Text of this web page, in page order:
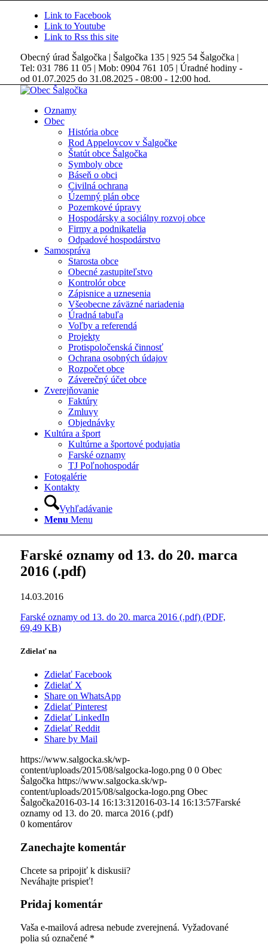
Link to Facebook
Link to Youtube
Link to Rss this site
Obecný úrad Šalgočka | Šalgočka 135 | 925 54 Šalgočka |
Tel: 031 786 11 05 | Mob: 0904 761 105 | Úradné hodiny -
od 01.07.2025 do 31.08.2025 - 08:00 - 12:00 hod.
Oznamy
Obec
História obce
Rod Appelovcov v Šalgočke
Štatút obce Šalgočka
Symboly obce
Báseň o obci
Civilná ochrana
Územný plán obce
Pozemkové úpravy
Hospodársky a sociálny rozvoj obce
Firmy a podnikatelia
Odpadové hospodárstvo
Samospráva
Starosta obce
Obecné zastupiteľstvo
Kontrolór obce
Zápisnice a uznesenia
Všeobecne záväzné nariadenia
Úradná tabuľa
Voľby a referendá
Projekty
Protispoločenská činnosť
Ochrana osobných údajov
Rozpočet obce
Záverečný účet obce
Zverejňovanie
Faktúry
Zmluvy
Objednávky
Kultúra a šport
Kultúrne a športové podujatia
Farské oznamy
TJ Poľnohospodár
Fotogalérie
Kontakty
Vyhľadávanie
Menu Menu
Farské oznamy od 13. do 20. marca
2016 (.pdf)
14.03.2016
Farské oznamy od 13. do 20. marca 2016 (.pdf) (PDF,
69,49 KB)
Zdielať na
Zdielať Facebook
Zdielať X
Share on WhatsApp
Zdielať Pinterest
Zdielať LinkedIn
Zdielať Reddit
Share by Mail
https://www.salgocka.sk/wp-
content/uploads/2015/08/salgocka-logo.png 0 0 Obec
Šalgočka https://www.salgocka.sk/wp-
content/uploads/2015/08/salgocka-logo.png Obec
Šalgočka2016-03-14 16:13:31 2016-03-14 16:13:57Farské
oznamy od 13. do 20. marca 2016 (.pdf)
0 komentárov
Zanechajte komentár
Chcete sa pripojiť k diskusii?
Neváhajte prispieť!
Pridaj komentár
Vaša e-mailová adresa nebude zverejnená. Vyžadované
polia sú označené *